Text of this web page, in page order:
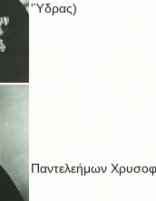
'Ύδρας)
Παντελεήμων